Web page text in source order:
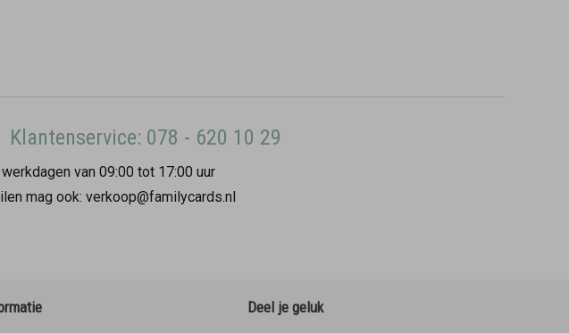
Klantenservice: 078 - 620 10 29
van 09:00 tot 17:00 uur
mag ook: verkoop@familycards.nl
Deel je geluk